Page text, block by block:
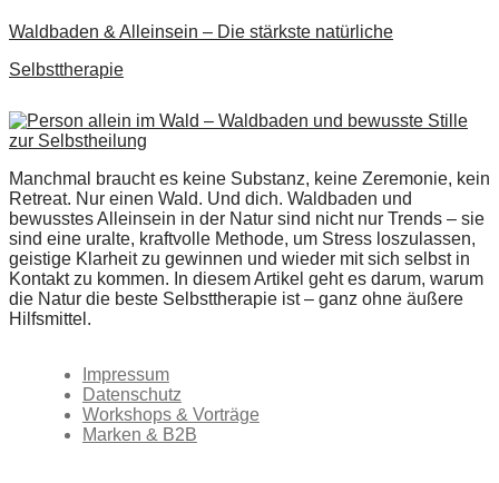
Waldbaden & Alleinsein – Die stärkste natürliche
Selbsttherapie
Manchmal braucht es keine Substanz, keine Zeremonie, kein
Retreat. Nur einen Wald. Und dich. Waldbaden und
bewusstes Alleinsein in der Natur sind nicht nur Trends – sie
sind eine uralte, kraftvolle Methode, um Stress loszulassen,
geistige Klarheit zu gewinnen und wieder mit sich selbst in
Kontakt zu kommen. In diesem Artikel geht es darum, warum
die Natur die beste Selbsttherapie ist – ganz ohne äußere
Hilfsmittel.
Impressum
Datenschutz
Workshops & Vorträge
Marken & B2B